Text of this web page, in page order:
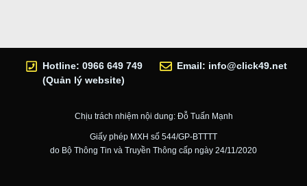
Hotline: 0966 649 749
(Quản lý website)
Email: info@click49.net
Chịu trách nhiệm nội dung: Đỗ Tuấn Mạnh
Giấy phép MXH số 544/GP-BTTTT
do Bộ Thông Tin và Truyền Thông cấp ngày 24/11/2020